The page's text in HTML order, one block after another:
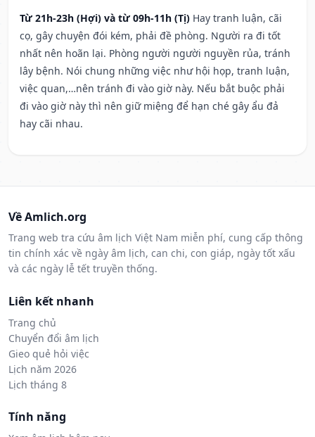
Từ 21h-23h (Hợi) và từ 09h-11h (Tị) Hay tranh luận, cãi
cọ, gây chuyện đói kém, phải đề phòng. Người ra đi tốt
nhất nên hoãn lại. Phòng người người nguyền rủa, tránh
lây bệnh. Nói chung những việc như hội họp, tranh luận,
việc quan,…nên tránh đi vào giờ này. Nếu bắt buộc phải
đi vào giờ này thì nên giữ miệng để hạn ché gây ẩu đả
hay cãi nhau.
Về Amlich.org
Trang web tra cứu âm lịch Việt Nam miễn phí, cung cấp thông
tin chính xác về ngày âm lịch, can chi, con giáp, ngày tốt xấu
và các ngày lễ tết truyền thống.
Liên kết nhanh
Trang chủ
Chuyển đổi âm lịch
Gieo quẻ hỏi việc
Lịch năm 2026
Lịch tháng 8
Tính năng